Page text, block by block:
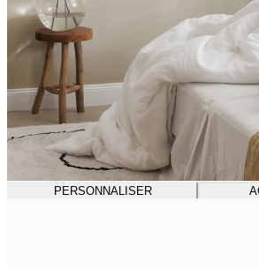
PERSONNALISER